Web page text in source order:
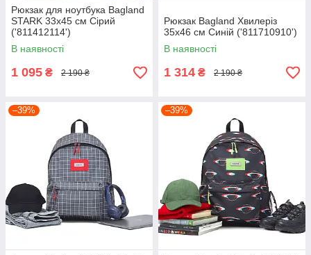
Рюкзак для ноутбука Bagland
STARK 33х45 см Сірий
('811412114')
В наявності
1 095 ₴ 2 190 ₴
Рюкзак Bagland Хвилеріз
35х46 см Синій ('811710910')
В наявності
1 314 ₴ 2 190 ₴
–39% –39%